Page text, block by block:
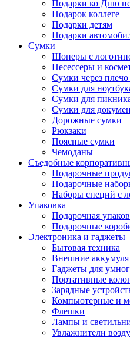
Подарки ко Дню
Подарок коллеге
Подарки детям
Подарки
Сумки
Шоперы с
Несессеры и
Сумки через
Сумки для
Сумки для
Сумки для
Дорожные сумки
Рюкзаки
Поясные сумки
Чемоданы
Съедобные
Подарочные
Подарочные
Наборы специй с
Упаковка
Подарочная
Подарочные
Электроника и гаджеты
Бытовая техника
Внешние
Гаджеты для
Портативные
Зарядные
Компьютерные и
Флешки
Лампы и
Увлажнители